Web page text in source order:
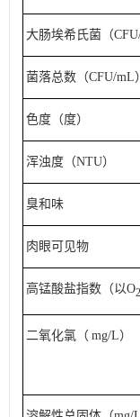
大肠埃希氏菌（CFU/
菌落总数（CFU/mL）
色度（度）
浑浊度（NTU）
臭和味
肉眼可见物
高锰酸盐指数（以O2
二氧化氯（ mg/L）